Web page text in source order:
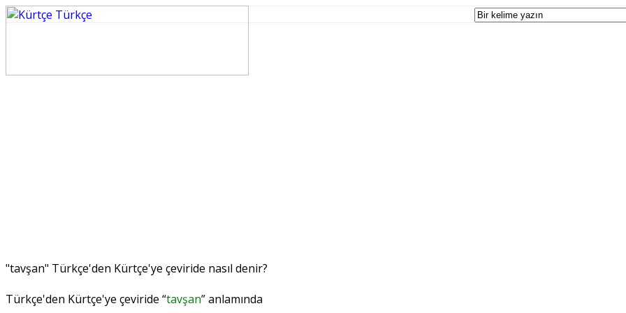
"tavşan" Türkçe'den Kürtçe'ye çeviride nasıl denir?
Türkçe'den Kürtçe'ye çeviride “tavşan” anlamında